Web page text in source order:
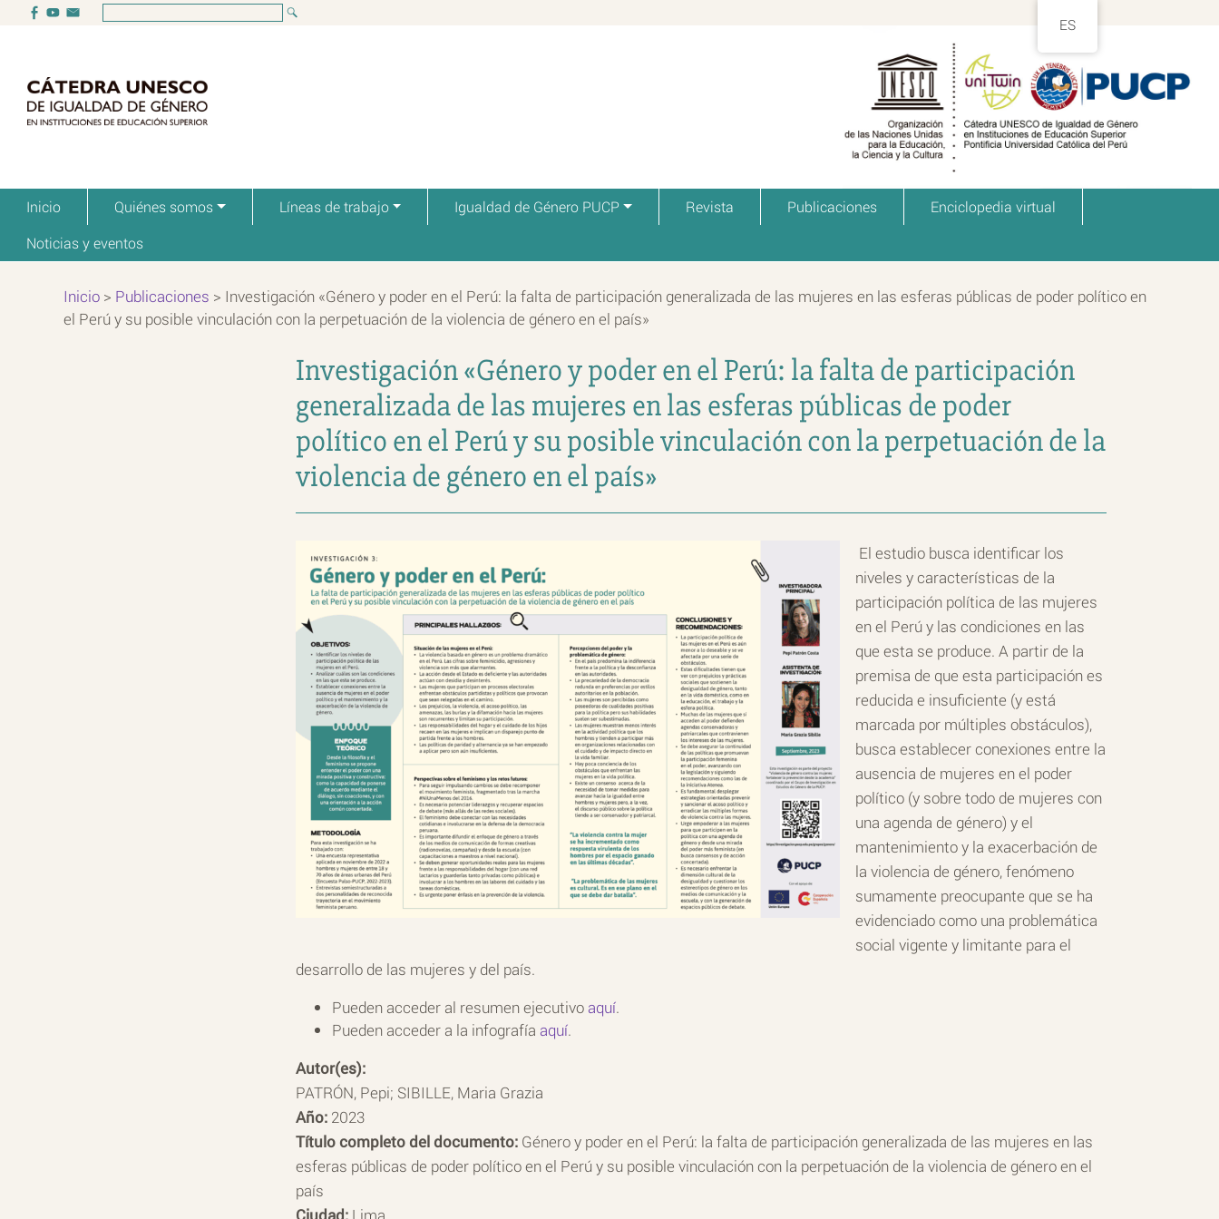
Inicio Quiénes somos Líneas de trabajo Igualdad de Género PUCP Revista Publicaciones
Enciclopedia virtual
Noticias y eventos
Inicio> Publicaciones > Investigación «Género y poder en el Perú: la falta de participación generalizada de las mujeres en las esferas públicas de poder político en
el Perú y su posible vinculación con la perpetuación de la violencia de género en el país»
Investigación «Género y poder en el Perú: la falta de participación
generalizada de las mujeres en las esferas públicas de poder
político en el Perú y su posible vinculación con la perpetuación de la
violencia de género en el país»
El estudio busca identificar los
niveles y características de la
participación política de las mujeres
en el Perú y las condiciones en las
que esta se produce. A partir de la
premisa de que esta participación es
reducida e insuficiente (y está
marcada por múltiples obstáculos),
busca establecer conexiones entre la
ausencia de mujeres en el poder
político (y sobre todo de mujeres con
una agenda de género) y el
mantenimiento y la exacerbación de
la violencia de género, fenómeno
sumamente preocupante que se ha
evidenciado como una problemática
social vigente y limitante para el
desarrollo de las mujeres y del país.
Pueden acceder al resumen ejecutivo aquí.
Pueden acceder a la infografía aquí.
Autor(es):
PATRÓN, Pepi; SIBILLE, Maria Grazia
Año:2023
Título completo del documento:Género y poder en el Perú: la falta de participación generalizada de las mujeres en las
esferas públicas de poder político en el Perú y su posible vinculación con la perpetuación de la violencia de género en el
país
ES